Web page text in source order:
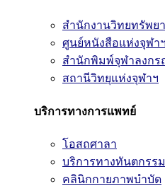
สำนักงานวิทยทรัพย
ศูนย์หนังสือแห่งจุฬาฯ
สำนักพิมพ์จุฬาลงก
สถานีวิทยุแห่งจุฬาฯ
บริการทางการแพทย์
โอสถศาลา
บริการทางทันตกรรม
คลินิกกายภาพบำบัด